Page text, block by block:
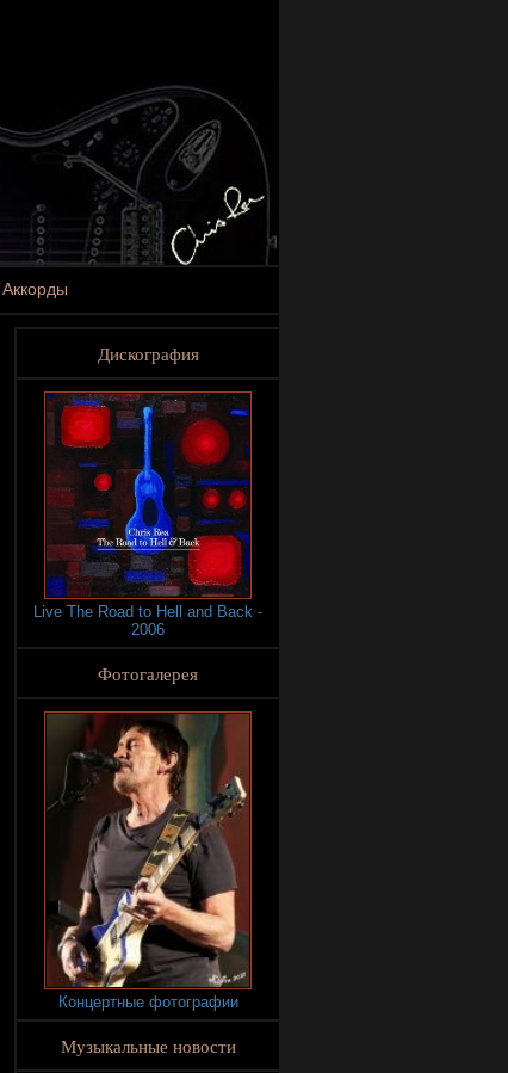
Аккорды
Дискография
Live The Road to Hell and Back -
2006
Фотогалерея
Концертные фотографии
Музыкальные новости